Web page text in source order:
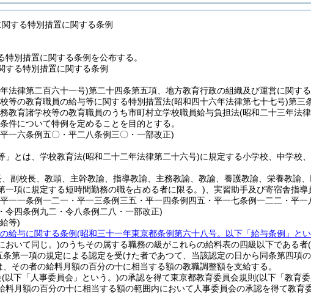
する特別措置に関する条例
別措置に関する条例を公布する。
する特別措置に関する条例
法律第二百六十一号)第二十四条第五項、地方教育行政の組織及び運営に関す
等の教育職員の給与等に関する特別措置法(昭和四十六年法律第七十七号)第三
教育諸学校等の教育職員のうち市町村立学校職員給与負担法(昭和二十三年法
件について特例を定めることを目的とする。
一六条例五〇・平二八条例三〇・一部改正)
」とは、学校教育法(昭和二十二年法律第二十六号)に規定する小学校、中学校
副校長、教頭、主幹教諭、指導教諭、主務教諭、教諭、養護教諭、栄養教諭
項に規定する短時間勤務の職を占める者に限る。) 、実習助手及び寄宿舎指導
一一条例一二一・平一三条例三五・平一四条例四五・平一七条例一二二・平
令四条例九二・令八条例二八・一部改正)
等)
給与に関する条例(昭和三十一年東京都条例第六十八号。以下「給与条例」と
おいて同じ。)のうちその属する職務の級がこれらの給料表の四級以下である者
条第一項の規定による認定を受けた者であつて、当該認定の日から同条第四項
、その者の給料月額の百分の十に相当する額の教職調整額を支給する。
(以下「人事委員会」という。)の承認を得て東京都教育委員会規則 (以下「教育
料月額の百分の十に相当する額の範囲内において人事委員会の承認を得て教育